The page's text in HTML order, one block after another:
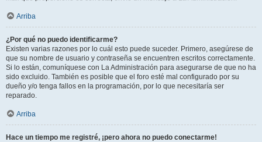
Arriba
¿Por qué no puedo identificarme?
Existen varias razones por lo cuál esto puede suceder. Primero, asegúrese de
que su nombre de usuario y contraseña se encuentren escritos correctamente.
Si lo están, comuníquese con La Administración para asegurarse de que no ha
sido excluido. También es posible que el foro esté mal configurado por su
dueño y/o tenga fallos en la programación, por lo que necesitaría ser
reparado.
Arriba
Hace un tiempo me registré, ¡pero ahora no puedo conectarme!